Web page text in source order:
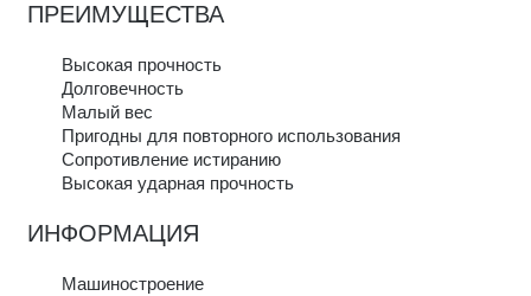
ПРЕИМУЩЕСТВА
Высокая прочность
Долговечность
Малый вес
Пригодны для повторного использования
Сопротивление истиранию
Высокая ударная прочность
ИНФОРМАЦИЯ
Машиностроение